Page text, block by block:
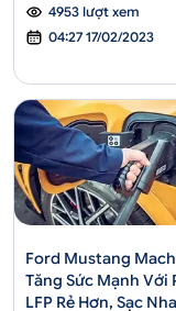
4953 lượt xem
04:27 17/02/2023
Ford Mustang
Tăng Sức Mạnh Với
LFP Rẻ Hơn, Sạc